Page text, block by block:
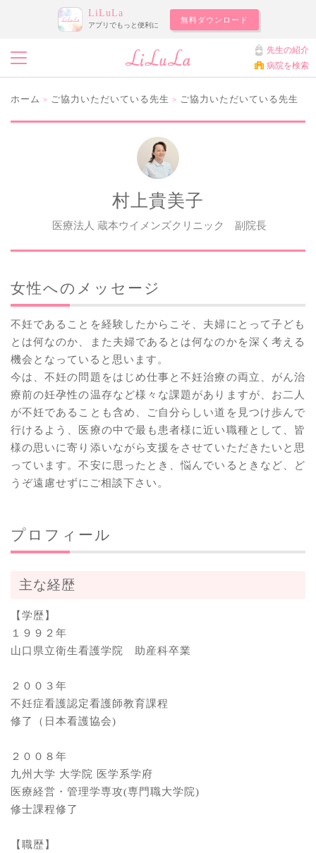
LiLuLa
アプリでもっと便利に
無料ダウンロード
先生の紹介
病院を検索
ホーム > ご協力いただいている先生 > ご協力いただいている先生
村上貴美子
医療法人 蔵本ウイメンズクリニック 副院長
女性へのメッセージ
不妊であることを経験したからこそ、夫婦にとって子ども
とは何なのか、また夫婦であるとは何なのかを深く考える
機会となっていると思います。
今は、不妊の問題をはじめ仕事と不妊治療の両立、がん治
療前の妊孕性の温存など様々な課題がありますが、お二人
が不妊であることも含め、ご自分らしい道を見つけ歩んで
行けるよう、医療の中で最も患者様に近い職種として、皆
様の思いに寄り添いながら支援をさせていただきたいと思
っています。不安に思ったとき、悩んでいるときなど、ど
うぞ遠慮せずにご相談下さい。
プロフィール
主な経歴
【学歴】
１９９２年
山口県立衛生看護学院 助産科卒業
２００３年
不妊症看護認定看護師教育課程
修了（日本看護協会)
２００８年
九州大学 大学院 医学系学府
医療経営・管理学専攻(専門職大学院)
修士課程修了
【職歴】